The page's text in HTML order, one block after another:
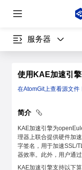
服务器
使用KAE加速引擎
在AtomGit上查看源文件
简介
KAE加速引擎为
理器上联合提供硬件加
字签名，用于加速SSL/
器效率。此外，用户通
KAE加速引擎支持以下算